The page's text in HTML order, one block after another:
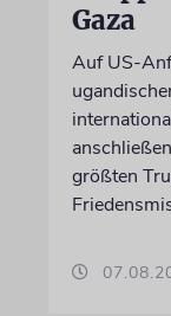
Gaza
Auf US-
größten